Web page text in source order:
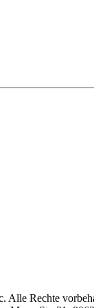
Alle Rechte